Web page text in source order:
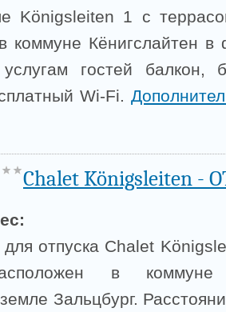
Königsleiten 1 с
коммуне Кёнигслайтен в
гостей балкон,
Wi-Fi.
Chalet Königsleiten -
отпуска Chalet
в коммуне
Зальцбург.